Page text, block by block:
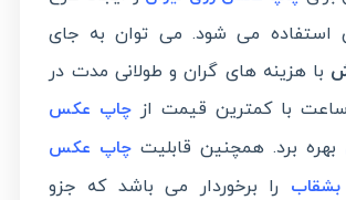
استفاده می شود. می توان به جای
با هزینه های گران و طولانی مدت در
با کمترین قیمت از چاپ عکس
بهره برد. همچنین قابلیت چاپ عکس
بشقاب را برخوردار می باشد که جزو